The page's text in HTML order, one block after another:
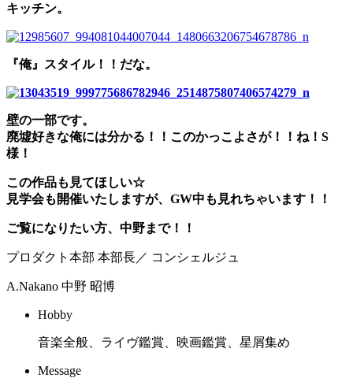
キッチン。
『俺』スタイル！！だな。
壁の一部です。
廃墟好きな俺には分かる！！このかっこよさが！！ね！S
様！
この作品も見てほしい☆
見学会も開催いたしますが、GW中も見れちゃいます！！
ご覧になりたい方、中野まで！！
プロダクト本部 本部長／ コンシェルジュ
A.Nakano 中野 昭博
Hobby
音楽全般、ライヴ鑑賞、映画鑑賞、星屑集め
Message